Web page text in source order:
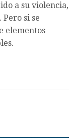
a su violencia,
si se
elementos